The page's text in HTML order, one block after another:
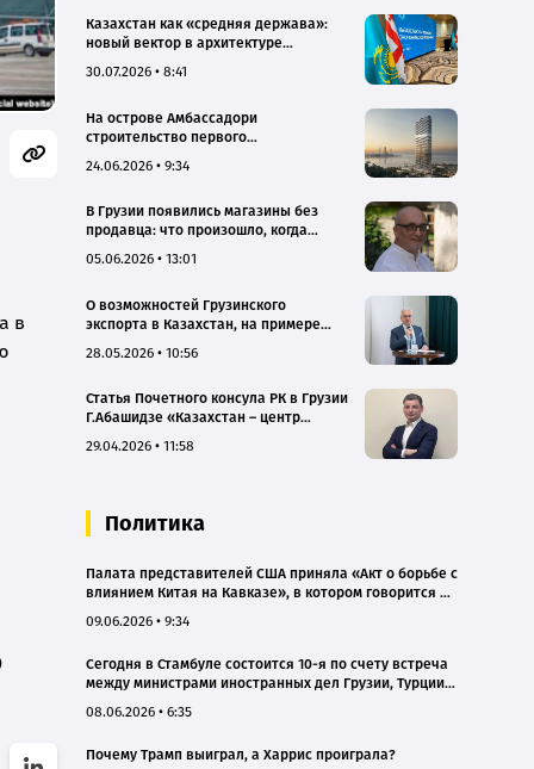
в
Казахстан как «средняя держава»:
новый вектор в архитектуре
ось с Грузией
30.07.2026 • 8:41
На острове Амбассадори
строительство первого
вышло на новый этап
24.06.2026 • 9:34
В Грузии появились магазины без
продавца: что произошло, когда
сложной сфере стал ИИ
05.06.2026 • 13:01
О возможностей Грузинского
экспорта в Казахстан, на примере
28.05.2026 • 10:56
Статья Почетного консула РК в Грузии
Г.Абашидзе «Казахстан – центр
для грузинского бизнеса»
29.04.2026 • 11:58
Политика
Палата представителей США приняла «Акт о борьбе с
влиянием Китая на Кавказе», в котором говорится и
09.06.2026 • 9:34
Сегодня в Стамбуле состоится 10-я по счету встреча
между министрами иностранных дел Грузии, Турции и
08.06.2026 • 6:35
Почему Трамп выиграл, а Харрис проиграла?